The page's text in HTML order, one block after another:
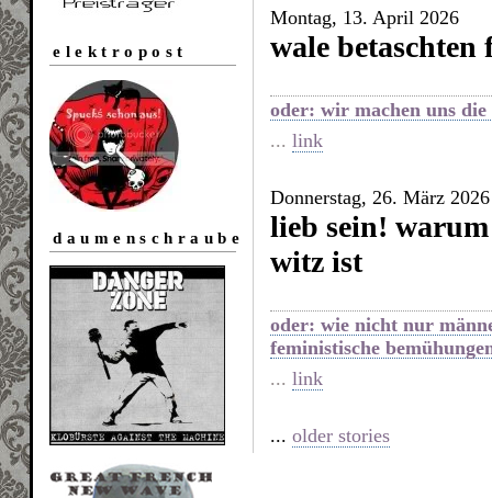
elektropost
daumenschraube
Montag, 13. April 2026
wale
oder: wir machen uns
... link
Donnerstag, 26. März 2026
lieb sein!
witz ist
oder: wie nicht nur
feministische
... link
... older stories